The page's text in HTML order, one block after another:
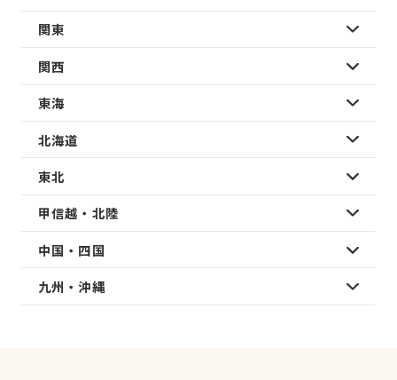
関東
関西
東海
北海道
東北
甲信越・北陸
中国・四国
九州・沖縄